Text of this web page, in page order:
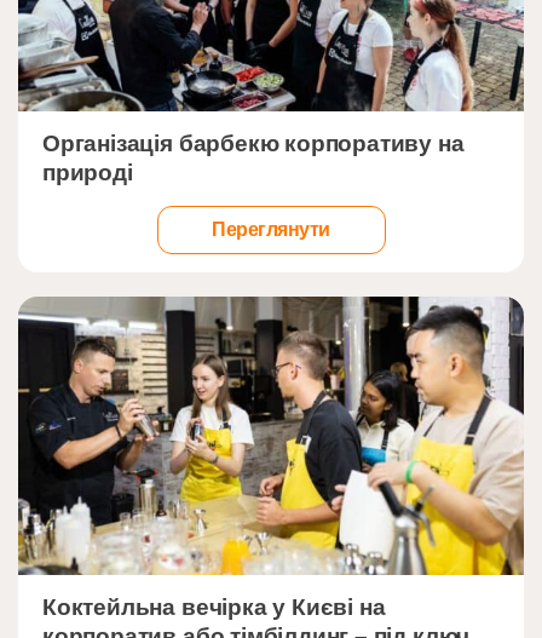
Організація барбекю корпоративу на
природі
Переглянути
Коктейльна вечірка у Києві на